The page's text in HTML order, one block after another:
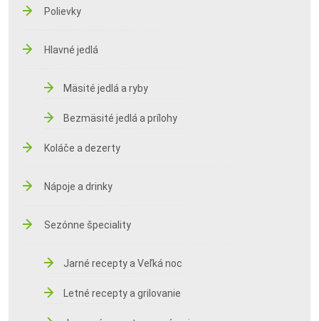
Polievky
Hlavné jedlá
Mäsité jedlá a ryby
Bezmäsité jedlá a prílohy
Koláče a dezerty
Nápoje a drinky
Sezónne špeciality
Jarné recepty a Veľká noc
Letné recepty a grilovanie